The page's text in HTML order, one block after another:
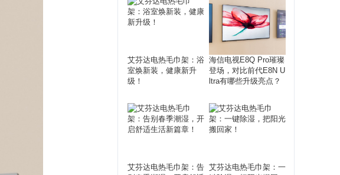
艾芬达电热毛巾架：浴
室焕新装，健康新升
级！
海信电视E8Q Pro璀璨
登场，对比前代E8N U
ltra有哪些升级亮点？
艾芬达电热毛巾架：告 艾芬达电热毛巾架：一